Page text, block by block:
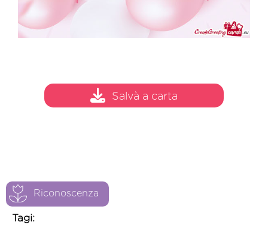
Riconoscenza
Tagi:
Salvà a carta